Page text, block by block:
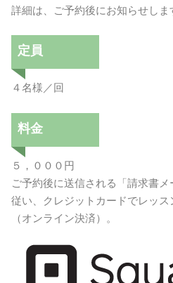
詳細は、ご予約後にお知らせしま
定員
４名様／回
料金
５，０００円
ご予約後に送信される「請求書
従い、クレジットカードでレッ
（オンライン決済）。